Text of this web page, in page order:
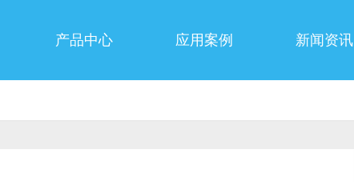
产品中心 应用案例 新闻资讯